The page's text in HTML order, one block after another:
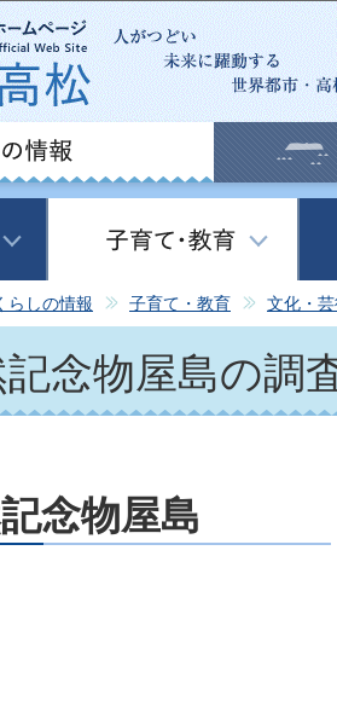
この
らしの情報 子育て・教育 文化・
記念物屋島の調
念物屋島